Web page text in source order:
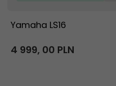
Yamaha LS16
4 999, 00 PLN